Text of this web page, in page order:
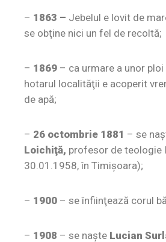
– 1863 – Jebelul e lovit de
se obţine nici un fel de recoltă;
– 1869 – ca urmare a unor
hotarul localităţii e acoperit
de apă;
– 26 octombrie 1881 – se
Loichiţă, profesor de teologie
30.01.1958, în Timişoara);
– 1900 – se înfiinţează corul
– 1908 – se naşte Lucian